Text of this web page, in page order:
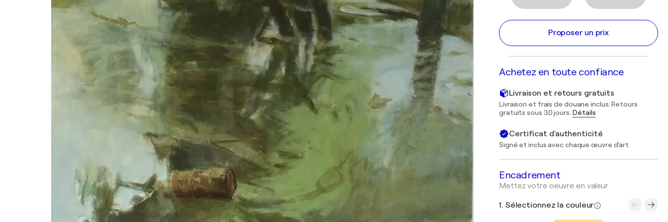
Proposer un prix
Achetez en toute confiance
Livraison et retours gratuits
Livraison et frais de douane inclus. Retours
gratuits sous 30 jours. Détails
Certificat d'authenticité
Signé et inclus avec chaque œuvre d'art
Encadrement
Mettez votre oeuvre en valeur
1. Sélectionnez la couleur